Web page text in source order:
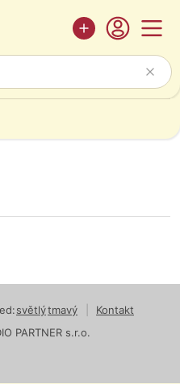
světlýtmavý
Kontakt
PARTNER s.r.o.